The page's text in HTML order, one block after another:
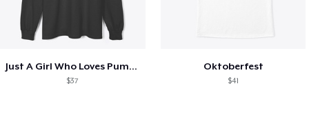
Just A Girl Who Loves Pumpkin Spice
$37
Oktoberfest
$41